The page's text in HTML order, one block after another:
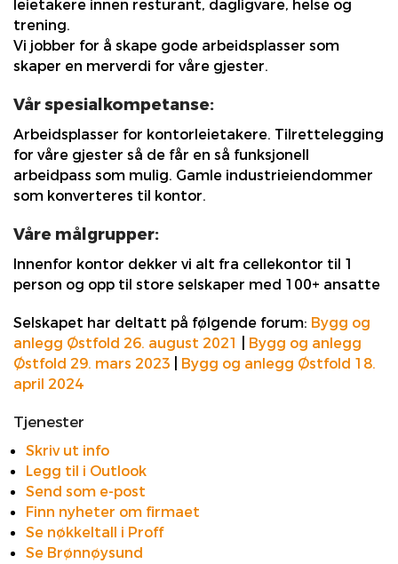
leietakere innen resturant, dagligvare, helse og
trening.
Vi jobber for å skape gode arbeidsplasser som
skaper en merverdi for våre gjester.
Vår spesialkompetanse:
Arbeidsplasser for kontorleietakere. Tilrettelegging
for våre gjester så de får en så funksjonell
arbeidpass som mulig. Gamle industrieiendommer
som konverteres til kontor.
Våre målgrupper:
Innenfor kontor dekker vi alt fra cellekontor til 1
person og opp til store selskaper med 100+ ansatte
Selskapet har deltatt på følgende forum: Bygg og
anlegg Østfold 26. august 2021
Bygg og anlegg
Østfold 29. mars 2023
Bygg og anlegg Østfold 18.
april 2024
Tjenester
Skriv ut info
Legg til i Outlook
Send som e-post
Finn nyheter om firmaet
Se nøkkeltall i Proff
Se Brønnøysund